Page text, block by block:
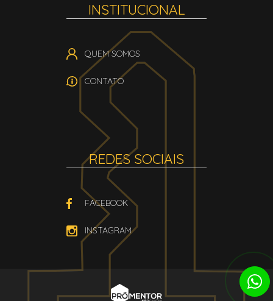
INSTITUCIONAL
QUEM SOMOS
CONTATO
REDES SOCIAIS
FACEBOOK
INSTAGRAM